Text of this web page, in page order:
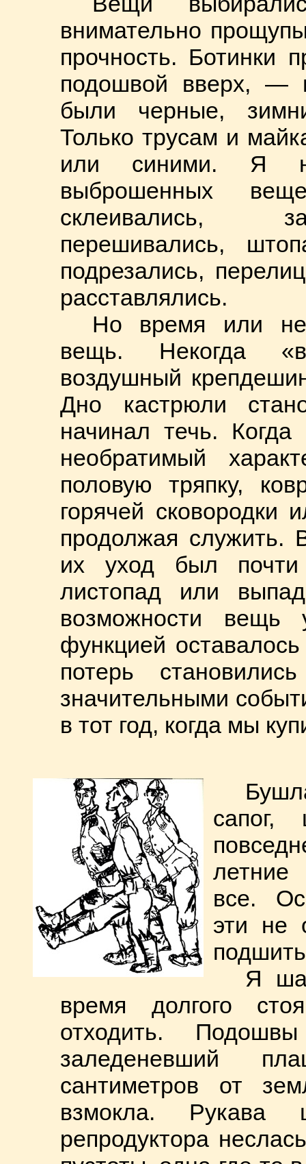
внимательно
прочность. Ботинки
подошвой вверх, —
были черные,
Только трусам и
или синими. Я
выброшенных
склеивались,
перешивались,
подрезались,
расставлялись.
Но время или
вещь. Некогда
воздушный
Дно кастрюли
начинал течь.
необратимый
половую тряпку,
горячей сковородки
продолжая служить.
их уход был почти
листопад или
возможности вещь
функцией
потерь
значительными
в тот год, когда мы
сапог,
летние
все.
эти не
Я
время долгого
отходить.
заледеневший
сантиметров от
взмокла.
репродуктора